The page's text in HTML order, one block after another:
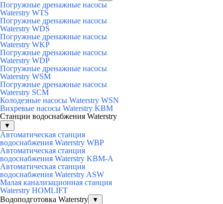
Погружные дренажные насосы
Waterstry WTS
Погружные дренажные насосы
Waterstry WDS
Погружные дренажные насосы
Waterstry WKP
Погружные дренажные насосы
Waterstry WDP
Погружные дренажные насосы
Waterstry WSM
Погружные дренажные насосы
Waterstry SCM
Колодезные насосы Waterstry WSN
Вихревые насосы Waterstry KBM
Станции водоснабжения Waterstry
▼
Автоматическая станция
водоснабжения Waterstry WBP
Автоматическая станция
водоснабжения Waterstry KBM-A
Автоматическая станция
водоснабжения Waterstry ASW
Малая канализационная станция
Waterstry HOMLIFT
Водоподготовка Waterstry
▼